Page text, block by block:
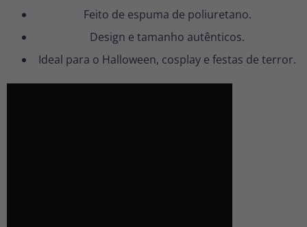
Feito de espuma de poliuretano.
Design e tamanho autênticos.
Ideal para o Halloween, cosplay e festas de terror.